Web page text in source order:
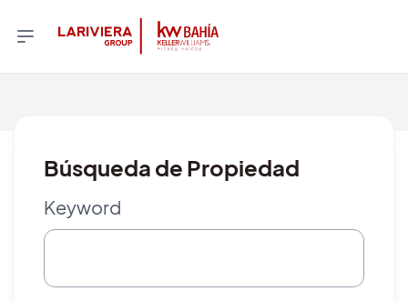
Búsqueda de Propiedad
Keyword